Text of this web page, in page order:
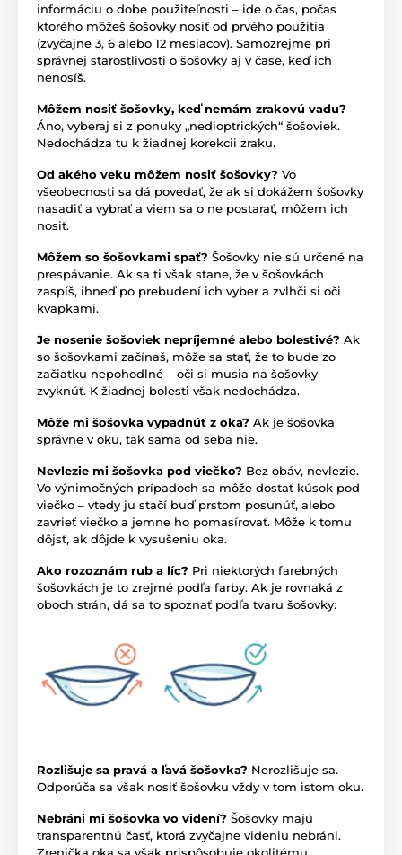
informáciu o dobe použiteľnosti – ide o čas, počas
ktorého môžeš šošovky nosiť od prvého použitia
(zvyčajne 3, 6 alebo 12 mesiacov). Samozrejme pri
správnej starostlivosti o šošovky aj v čase, keď ich
nenosíš.
Môžem nosiť šošovky, keď nemám zrakovú vadu?
Áno, vyberaj si z ponuky „nedioptrických“ šošoviek.
Nedochádza tu k žiadnej korekcii zraku.
Od akého veku môžem nosiť šošovky? Vo
všeobecnosti sa dá povedať, že ak si dokážem šošovky
nasadiť a vybrať a viem sa o ne postarať, môžem ich
nosiť.
Môžem so šošovkami spať? Šošovky nie sú určené na
prespávanie. Ak sa ti však stane, že v šošovkách
zaspíš, ihneď po prebudení ich vyber a zvlhči si oči
kvapkami.
Je nosenie šošoviek nepríjemné alebo bolestivé? Ak
so šošovkami začínaš, môže sa stať, že to bude zo
začiatku nepohodlné – oči si musia na šošovky
zvyknúť. K žiadnej bolesti však nedochádza.
Môže mi šošovka vypadnúť z oka? Ak je šošovka
správne v oku, tak sama od seba nie.
Nevlezie mi šošovka pod viečko? Bez obáv, nevlezie.
Vo výnimočných prípadoch sa môže dostať kúsok pod
viečko – vtedy ju stačí buď prstom posunúť, alebo
zavrieť viečko a jemne ho pomasírovať. Môže k tomu
dôjsť, ak dôjde k vysušeniu oka.
Ako rozoznám rub a líc? Pri niektorých farebných
šošovkách je to zrejmé podľa farby. Ak je rovnaká z
oboch strán, dá sa to spoznať podľa tvaru šošovky:
Rozlišuje sa pravá a ľavá šošovka? Nerozlišuje sa.
Odporúča sa však nosiť šošovku vždy v tom istom oku.
Nebráni mi šošovka vo videní? Šošovky majú
transparentnú časť, ktorá zvyčajne videniu nebráni.